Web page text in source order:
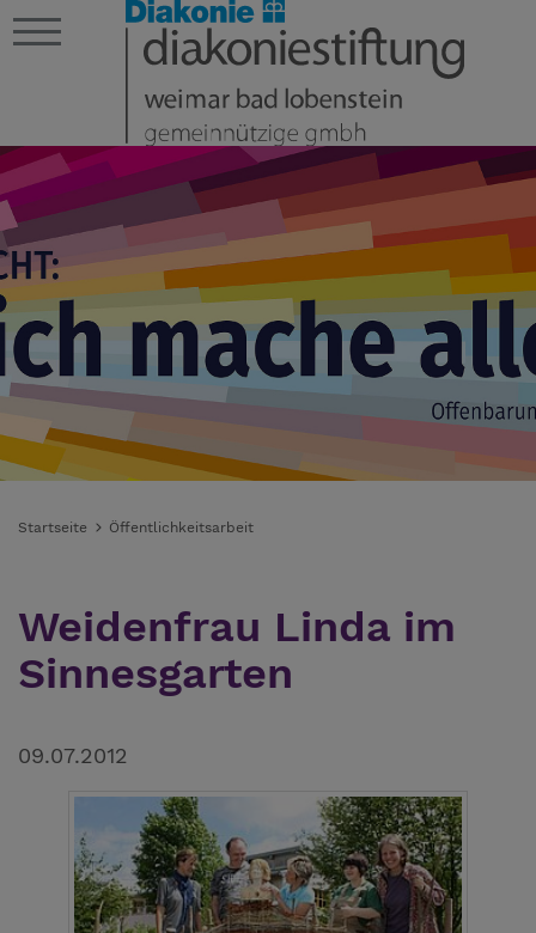
Startseite Öffentlichkeitsarbeit
Weidenfrau Linda im
Sinnesgarten
09.07.2012